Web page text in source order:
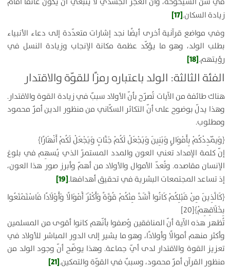
زيادة السكان.[17]
وفي مواضع قرآنية أخرى أيضًا نجد إشارات متعدّدة إلى دعاء الأنبياء
بطلب الولد، وهو ما يؤكّد عظمة مكانة الإنجاب وزيادة النسل في
رؤيتهم.[18]
الفئة الثالثة: الولد باعتباره رمزًا للقوّة والاقتدار
هناك طائفة من الآيات تُصرّح بأنّ الأولاد سببٌ في زيادة القوة والاقتدار.
وهذا يدلّ بوضوح على أنّ التكاثر السكّاني من منظور الدين أمرٌ محمود
ومطلوب.
﴿وَيُمْدِدْكُمْ بِأَمْوَالٍ وَبَنِينَ وَيَجْعَلْ لَكُمْ جَنَّاتٍ وَيَجْعَلْ لَكُمْ أَنْهَارًا﴾
إنّ كلمة الإمداد تعني العون والمدد المستمرّ الذي يُسهِم في بلوغ
الإنسان مقاصده. وتُعدّ الأموال والأولاد من أهمّ وأبرز صور هذا العون،
إذ تساعد المجتمعات البشرية في تحقيق أهدافها.[19]
﴿كَالَّذِينَ مِنْ قَبْلِكُمْ كَانُوا أَشَدَّ مِنْكُمْ قُوَّةً وَأَكْثَرَ أَمْوَالًا وَأَوْلَادًا فَاسْتَمْتَعُوا
بِخَلَاقِهِمْ﴾[20]
تُظهر هذه الآية أنّ المنافقين وُصفوا بأنّهم كانوا أقوى من المسلمين
وأكثر منهم أموالًا وأولادًا، وهو ما يشير إلى الدور المباشر للأولاد في
تعزيز القوة والاقتدار لدى أيّ جماعة. وهذا يوضّح أنّ وجود الولد من
منظور القرآن أمرٌ محمود، وسببٌ في القوّة والتمكين.[21]